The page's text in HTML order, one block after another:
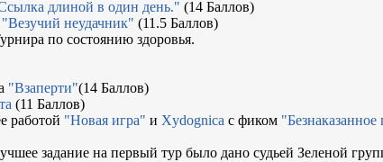
длиной в один день." (14 Баллов)
"Везучий неудачник" (11.5 Баллов)
по состоянию здоровья.
"Взаперти"(14 Баллов)
(11 Баллов)
работой "Новая игра" и Xydognica с фиком "Безнаказанное
задание на первый тур было дано судьей Зеленой